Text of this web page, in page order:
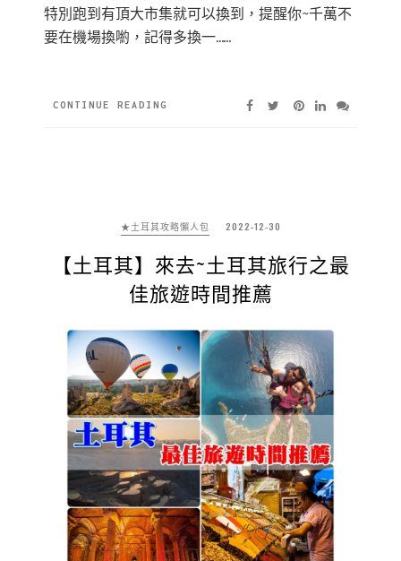
特別跑到有頂大市集就可以換到，提醒你~千萬不
要在機場換喲，記得多換一……
CONTINUE READING
★土耳其攻略懶人包 2022-12-30
【土耳其】來去~土耳其旅行之最
佳旅遊時間推薦